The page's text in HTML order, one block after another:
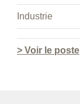
Industrie
> Voir le poste